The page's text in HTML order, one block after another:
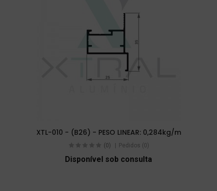
XTL-010 - (B26) - PESO LINEAR: 0,284kg/m
(0) Pedidos (0)
Disponível sob consulta